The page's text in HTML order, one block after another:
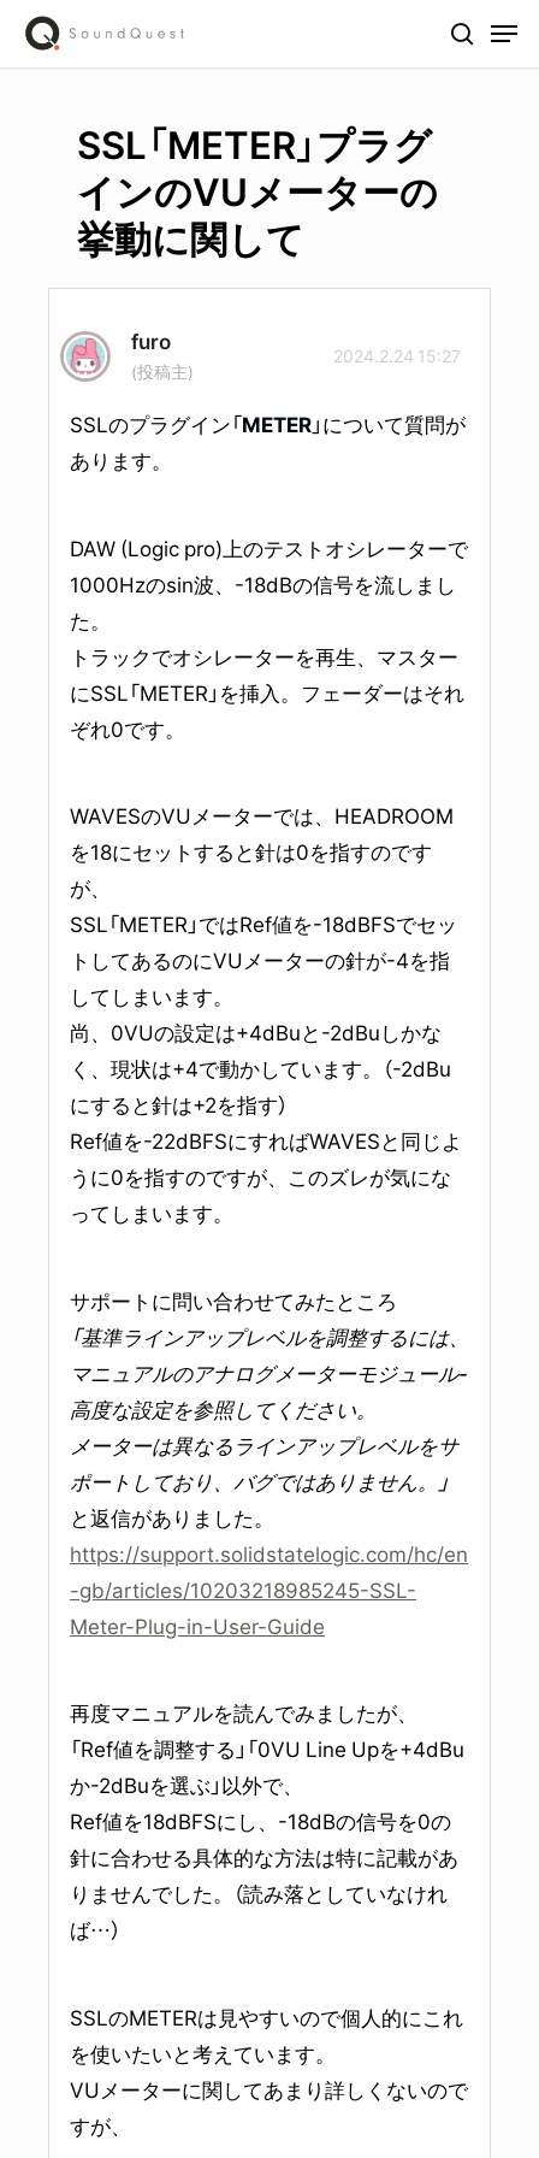
Skip
search
SSL「METER」プラグ
インのVUメーターの
挙動に関して
furo
(投稿主)
2024.2.24 15:27
SSLのプラグイン「METER」について質問が
あります。
DAW (Logic pro)上のテストオシレーターで
1000Hzのsin波、-18dBの信号を流しまし
た。
トラックでオシレーターを再生、マスター
にSSL「METER」を挿入。フェーダーはそれ
ぞれ0です。
WAVESのVUメーターでは、HEADROOM
を18にセットすると針は0を指すのです
が、
SSL「METER」ではRef値を-18dBFSでセッ
トしてあるのにVUメーターの針が-4を指
してしまいます。
尚、0VUの設定は+4dBuと-2dBuしかな
く、現状は+4で動かしています。（-2dBu
にすると針は+2を指す）
Ref値を-22dBFSにすればWAVESと同じよ
うに0を指すのですが、このズレが気にな
ってしまいます。
サポートに問い合わせてみたところ
「基準ラインアップレベルを調整するには、
マニュアルのアナログメーターモジュール-
高度な設定を参照してください。
メーターは異なるラインアップレベルをサ
ポートしており、バグではありません。」
と返信がありました。
https://support.solidstatelogic.com/hc/en
-gb/articles/10203218985245-SSL-
Meter-Plug-in-User-Guide
再度マニュアルを読んでみましたが、
「Ref値を調整する」「0VU Line Upを+4dBu
か-2dBuを選ぶ」以外で、
Ref値を18dBFSにし、-18dBの信号を0の
針に合わせる具体的な方法は特に記載があ
りませんでした。（読み落としていなけれ
ば…）
SSLのMETERは見やすいので個人的にこれ
を使いたいと考えています。
VUメーターに関してあまり詳しくないので
すが、